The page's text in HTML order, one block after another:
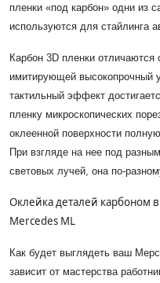
пленки «под карбон» одни из
используются для стайлинга
Карбон 3D пленки
имитирующей высокопрочный
тактильный эффект
пленку микроскопических
оклеенной поверхности
При взгляде на нее под
световых лучей, она по-
Оклейка деталей карбоном
Mercedes ML
Как будет выглядеть ваш
зависит от мастерства